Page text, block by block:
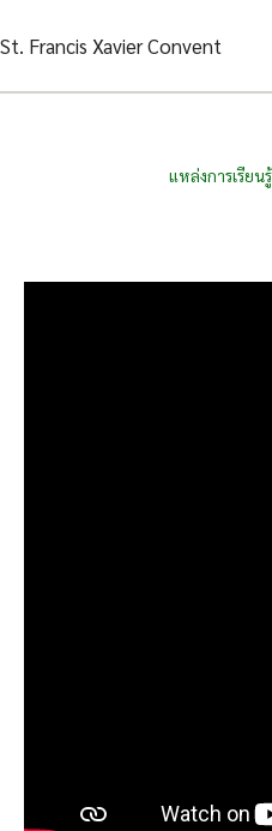
to
St. Francis Xavier Convent
แหล่งการเรียน